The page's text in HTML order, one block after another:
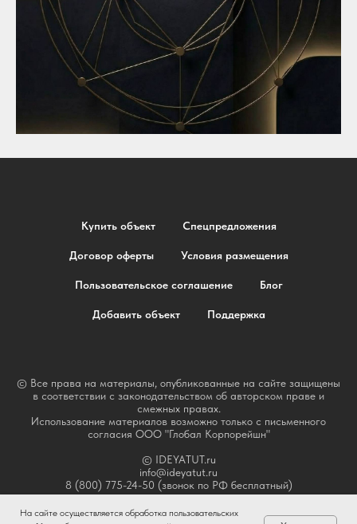
На сайте осуществляется обработка пользовательских
Купить объект Спецпредложения
Договор оферты Условия размещения
Пользовательское соглашение Блог
Добавить объект Поддержка
© Все права на материалы, опубликованные на сайте защищены
в соответствии с законодательством об авторском праве и
смежных правах.
Использование материалов возможно только с письменного
согласия ООО "Глобал Корпорейшн"
© IDEYATUT.ru
info@ideyatut.ru
8 (800) 775-24-50 (звонок по РФ бесплатный)